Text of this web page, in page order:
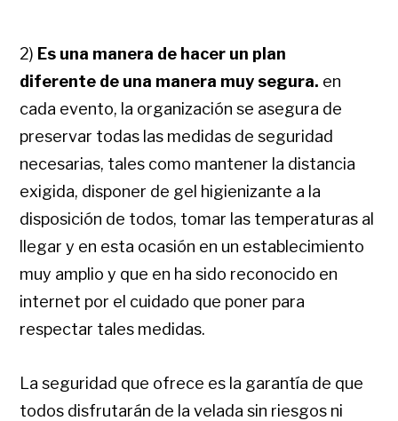
2) Es una manera de hacer un plan
diferente de una manera muy segura. en
cada evento, la organización se asegura de
preservar todas las medidas de seguridad
necesarias, tales como mantener la distancia
exigida, disponer de gel higienizante a la
disposición de todos, tomar las temperaturas al
llegar y en esta ocasión en un establecimiento
muy amplio y que en ha sido reconocido en
internet por el cuidado que poner para
respectar tales medidas.
La seguridad que ofrece es la garantía de que
todos disfrutarán de la velada sin riesgos ni